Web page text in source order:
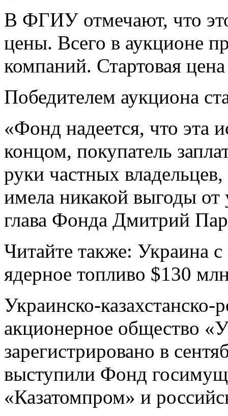
В ФГИУ отмечают, что
цены. Всего в аукционе
компаний. Стартовая
Победителем аукциона
«Фонд надеется, что эта
концом, покупатель
руки частных
имела никакой выгоды
глава Фонда Дмитрий
Читайте также: Украина с
ядерное топливо $130
Украинско-казахстанско-
акционерное общество
зарегистрировано в
выступили Фонд
«Казатомпром» и